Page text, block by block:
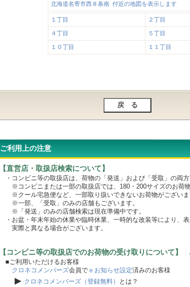
北海道名寄市西８条南 付近の地図を表示します
１丁目 ２丁目
４丁目
５丁目
１０丁目
１１丁目
ご利用上の注意
【直営店・取扱店検索について】
・コンビニ等の取扱店は、荷物の「発送」および「受取」の両方
※コンビニまたは一部の取扱店では、180・200サイズのお荷物
※クール宅急便など、一部取り扱いできないお荷物がございま
※一部、「受取」のみの店舗もございます。
※「発送」のみの店舗検索は現在準備中です。
・お盆・年末年始の休業や臨時休業、一時的な改装等により、
実際と異なる場合がございます。
【コンビニ等の取扱店でのお荷物の受け取りについて】
■ご利用いただけるお客様
クロネコメンバーズ会員で ｅお知らせ設定済みのお客様
▶ クロネコメンバーズ（登録無料）
とは？